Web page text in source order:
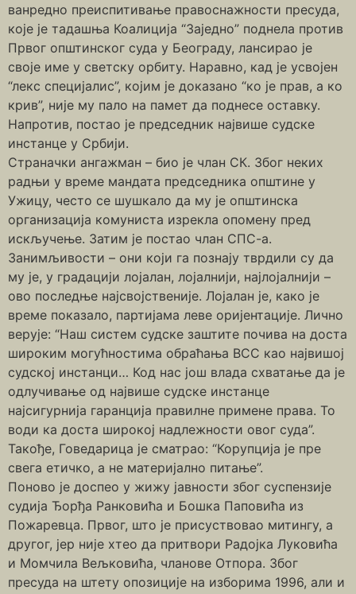
ванредно преиспитивање правоснажности пресуда,
које је тадашња Коалиција “Заједно” поднела против
Првог општинског суда у Београду, лансирао је
своје име у светску орбиту. Наравно, кад је усвојен
“лекс специјалис”, којим је доказано “ко је прав, а ко
крив”, није му пало на памет да поднесе оставку.
Напротив, постао је председник највише судске
инстанце у Србији.
Страначки ангажман – био је члан СК. Због неких
радњи у време мандата председника општине у
Ужицу, често се шушкало да му је општинска
организација комуниста изрекла опомену пред
искључење. Затим је постао члан СПС-а.
Занимљивости – они који га познају тврдили су да
му је, у градацији лојалан, лојалнији, најлојалнији –
ово последње најсвојственије. Лојалан је, како је
време показало, партијама леве оријентације. Лично
верује: “Наш систем судске заштите почива на доста
широким могућностима обраћања ВСС као највишој
судској инстанци… Код нас још влада схватање да је
одлучивање од највише судске инстанце
најсигурнија гаранција правилне примене права. То
води ка доста широкој надлежности овог суда”.
Такође, Говедарица је сматрао: “Корупција је пре
свега етичко, а не материјално питање”.
Поново је доспео у жижу јавности због суспензије
судија Ђорђа Ранковића и Бошка Паповића из
Пожаревца. Првог, што је присуствовао митингу, а
другог, јер није хтео да притвори Радојка Луковића
и Момчила Вељковића, чланове Отпора. Због
пресуда на штету опозиције на изборима 1996, али и